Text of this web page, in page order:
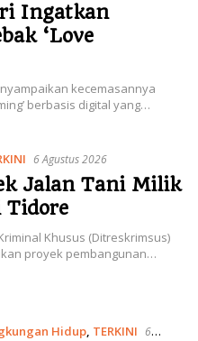
Ingatkan
‘Love
kecemasannya
berbasis digital yang…
6 Agustus 2026
Jalan Tani Milik
Tidore
Khusus (Ditreskrimsus)
proyek pembangunan…
Hidup, TERKINI 6